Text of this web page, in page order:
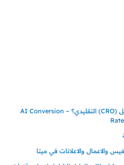
لماذا يفشل تحسين معدل التحويل (CRO) التقليدي؟ – AI Conversion
والاعمال والاعلانات في ميتا